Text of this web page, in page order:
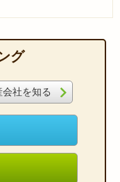
グ
会社を知る